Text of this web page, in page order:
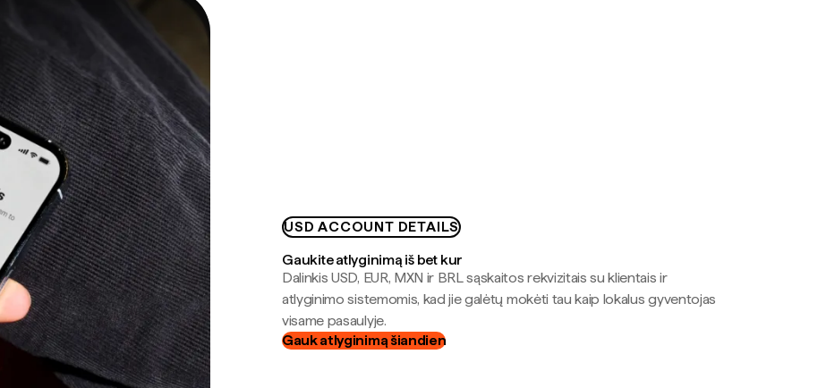
USD ACCOUNT DETAILS
Gaukite atlyginimą iš bet kur
Dalinkis USD, EUR, MXN ir BRL sąskaitos rekvizitais su klientais ir
atlyginimo sistemomis, kad jie galėtų mokėti tau kaip lokalus gyventojas
visame pasaulyje.
Gauk atlyginimą šiandien